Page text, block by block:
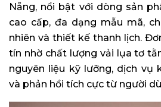
Nẵng, nổi bật với dòng sản
cao cấp, đa dạng mẫu mã,
nhiên và thiết kế thanh lịch.
tín nhờ chất lượng vải lụa tơ
nguyên liệu kỹ lưỡng, dịch vụ
và phản hồi tích cực từ người